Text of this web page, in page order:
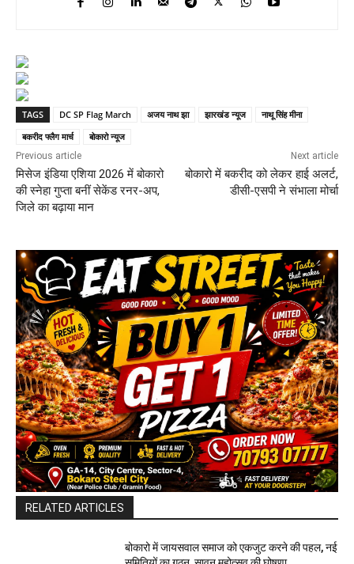
TAGS DC SP Flag March अजय नाथ झा झारखंड न्यूज
नाथू सिंह मीना
बकरीद फ्लैग मार्च
बोकारो न्यूज
Previous article
मिसेज इंडिया एशिया 2026 में बोकारो
की स्नेहा गुप्ता बनीं सेकेंड रनर-अप,
जिले का बढ़ाया मान
Next article
बोकारो में बकरीद को लेकर हाई अलर्ट,
डीसी-एसपी ने संभाला मोर्चा
RELATED ARTICLES
बोकारो में जायसवाल समाज को एकजुट करने की पहल, नई